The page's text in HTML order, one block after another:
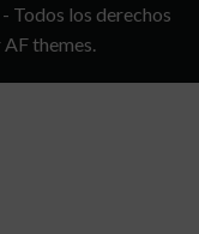
CONDICIONES
Todos los derechos
themes.